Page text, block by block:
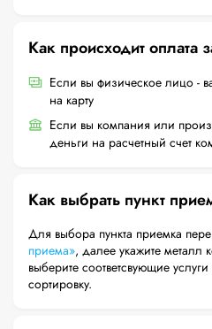
Как происходит оплата
Если вы физическое лицо -
на карту
Если вы компания или
деньги на расчетный счет
Как выбрать пункт
Для выбора пункта приемка
приема», далее укажите металл
выберите соответсвующие услуги и интересующую Вас
сортировку.